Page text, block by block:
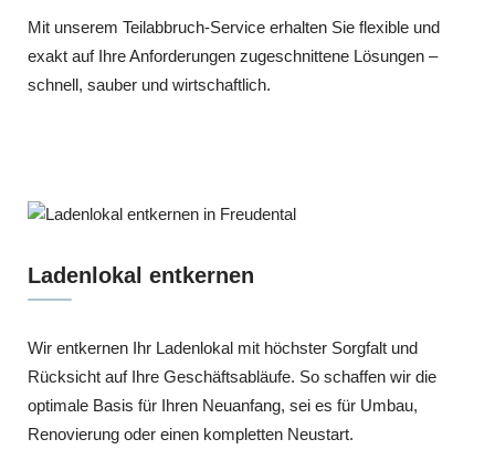
Mit unserem Teilabbruch-Service erhalten Sie flexible und
exakt auf Ihre Anforderungen zugeschnittene Lösungen –
schnell, sauber und wirtschaftlich.
Ladenlokal entkernen
Wir entkernen Ihr Ladenlokal mit höchster Sorgfalt und
Rücksicht auf Ihre Geschäftsabläufe. So schaffen wir die
optimale Basis für Ihren Neuanfang, sei es für Umbau,
Renovierung oder einen kompletten Neustart.